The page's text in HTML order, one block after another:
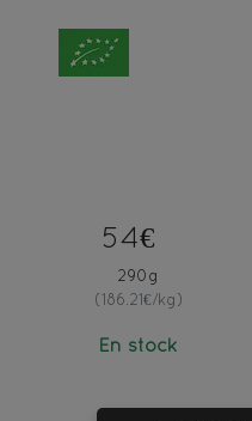
54€
290g
(186.21€/kg)
En stock